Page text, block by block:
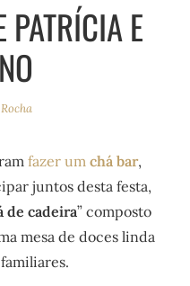
o
k
e
E
fazer umchá bar,
juntos desta festa,
de cadeira” composto
mesa de doces linda